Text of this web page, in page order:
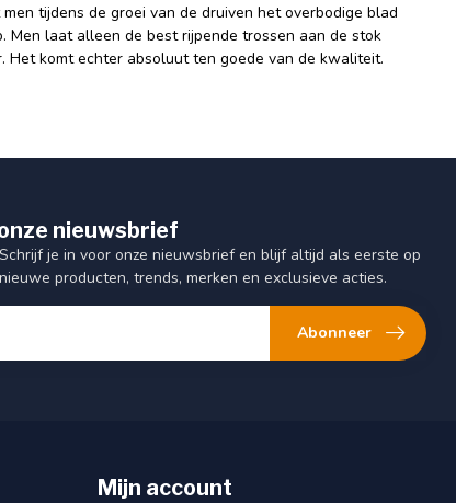
tijdens de groei van de druiven het overbodige blad
Men laat alleen de best rijpende trossen aan de stok
komt echter absoluut ten goede van de kwaliteit.
nieuwsbrief
je in voor onze nieuwsbrief en blijf altijd als eerste op
producten, trends, merken en exclusieve acties.
Abonneer
Mijn account